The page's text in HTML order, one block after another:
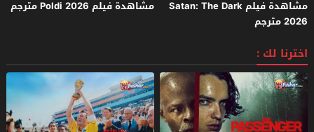
مشاهدة فيلم Satan: The Dark
2026 مترجم
مشاهدة فيلم Poldi 2026 مترجم
اخترنا لك :